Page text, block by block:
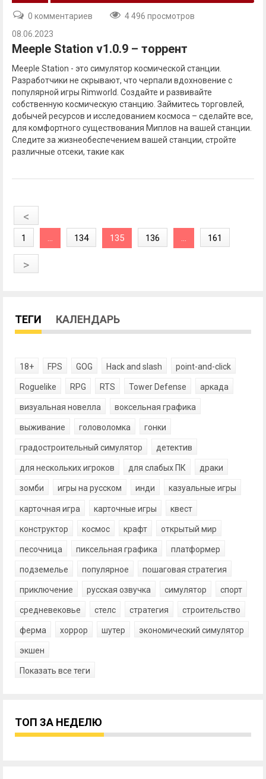
0 комментариев
4 496 просмотров
08.06.2023
Meeple Station v1.0.9 – торрент
Meeple Station - это симулятор космической станции.
Разработчики не скрывают, что черпали вдохновение с
популярной игры Rimworld. Создайте и развивайте
собственную космическую станцию. Займитесь торговлей,
добычей ресурсов и исследованием космоса – сделайте все,
для комфортного существования Миплов на вашей станции.
Следите за жизнеобеспечением вашей станции, стройте
различные отсеки, такие как
<
1 ... 134 135 136 ... 161
>
ТЕГИ КАЛЕНДАРЬ
18+ FPS GOG Hack and slash point-and-click
Roguelike RPG RTS Tower Defense аркада
визуальная новелла воксельная графика
выживание головоломка гонки
градостроительный симулятор детектив
для нескольких игроков для слабых ПК драки
зомби игры на русском инди казуальные игры
карточная игра карточные игры квест
конструктор космос крафт открытый мир
песочница пиксельная графика платформер
подземелье популярное пошаговая стратегия
приключение русская озвучка симулятор спорт
средневековье стелс стратегия строительство
ферма хоррор шутер экономический симулятор
экшен
Показать все теги
ТОП ЗА НЕДЕЛЮ